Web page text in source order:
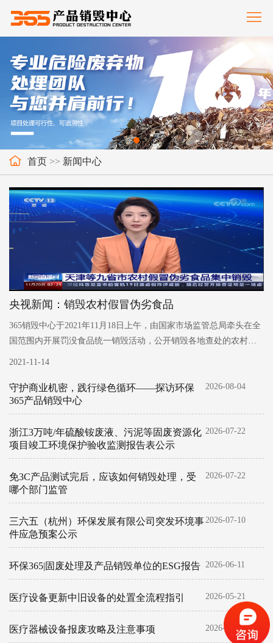
示
中
们
我
首页 >> 新闻中心
央视新闻：销毁农村假冒伪劣食品
365销毁中心于2021年11月18日上午，由国家市场监管总局牵头在全
国范围内开展罚没食品统一销毁活动，公开销毁各地查处的农村假
货值3000万元。产品在环保能源处理企业，利用全国...
2021-11-14
守护商业机密，践行绿色循环——探访环保
365产品销毁中心
2026-08-04
浙江3万吨/年硫酸铵废液、污泥等固废资源化
项目竣工环境保护验收监测报告表公示
2026-07-22
免3C产品测试完后，应该如何销毁处理，受
哪个部门监管
2026-07-22
三六五（杭州）环保发展有限公司突发环境事
件应急预案公示
2026-07-10
环保365|固废处理及产品销毁单位的ESG报告 2026-06-11
医疗设备更新中旧设备的处置全流程指引 2026-05-21
医疗器械设备报废攻略及注意事项 2026-05-21